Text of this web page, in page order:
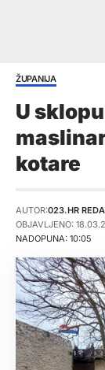
ŽUPANIJA
U
kotare
NADOPUNA: 10:05
AUTOR:023.HR
OBJAVLJENO: